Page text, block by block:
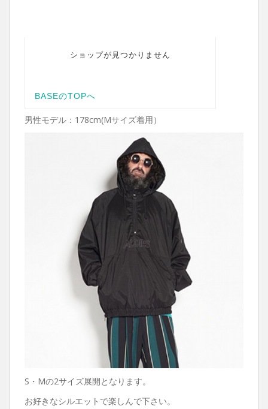
男性モデル：178cm(Mサイズ着用）
S・Mの2サイズ展開となります。
お好きなシルエットで楽しんで下さい。